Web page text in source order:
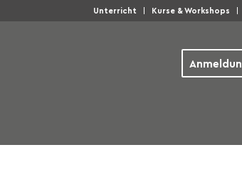
Unterricht Kurse & Workshops